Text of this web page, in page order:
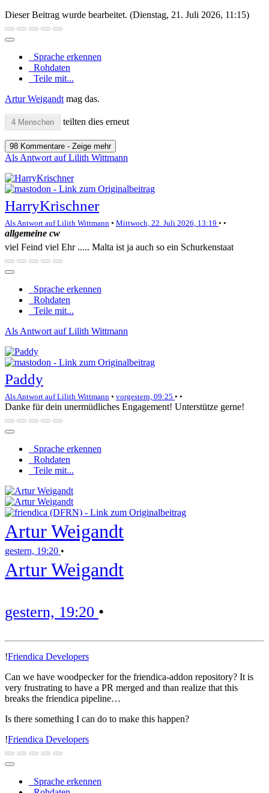
Dieser Beitrag wurde bearbeitet. (Dienstag, 21. Juli 2026, 11:15)
Sprache erkennen
Rohdaten
Teile mit...
Artur Weigandt mag das.
4 Menschen teilten dies erneut
98 Kommentare - Zeige mehr
Als Antwort auf Lilith Wittmann
HarryKrischner
Als Antwort auf Lilith Wittmann • Mittwoch, 22. Juli 2026, 13:19 • •
allgemeine cw
viel Feind viel Ehr ..... Malta ist ja auch so ein Schurkenstaat
Sprache erkennen
Rohdaten
Teile mit...
Als Antwort auf Lilith Wittmann
Paddy
Als Antwort auf Lilith Wittmann • vorgestern, 09:25 • •
Danke für dein unermüdliches Engagement! Unterstütze gerne!
Sprache erkennen
Rohdaten
Teile mit...
Artur Weigandt
gestern, 19:20 •
Artur Weigandt
gestern, 19:20 •
!Friendica Developers
Can we have woodpecker for the friendica-addon repository? It is
very frustrating to have a PR merged and than realize that this
breaks the friendica pipeline…
Is there something I can do to make this happen?
!Friendica Developers
Sprache erkennen